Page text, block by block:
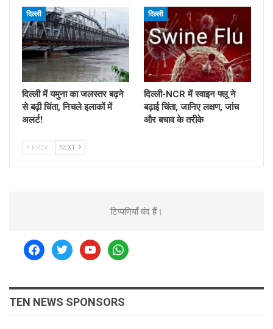
दिल्ली
दिल्ली में यमुना का जलस्तर बढ़ने
से बढ़ी चिंता, निचले इलाकों में
अलर्ट!
दिल्ली
दिल्ली-NCR में स्वाइन फ्लू ने
बढ़ाई चिंता, जानिए लक्षण, जांच
और बचाव के तरीके
PREV NEXT
टिप्पणियाँ बंद हैं।
facebooktwitteryoutubewhatsapp
TEN NEWS SPONSORS